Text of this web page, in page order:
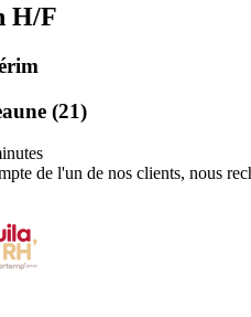
H/F
(21)
de l'un de nos clients, nous